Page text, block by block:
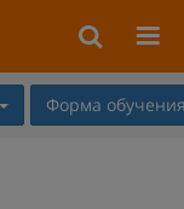
Форма